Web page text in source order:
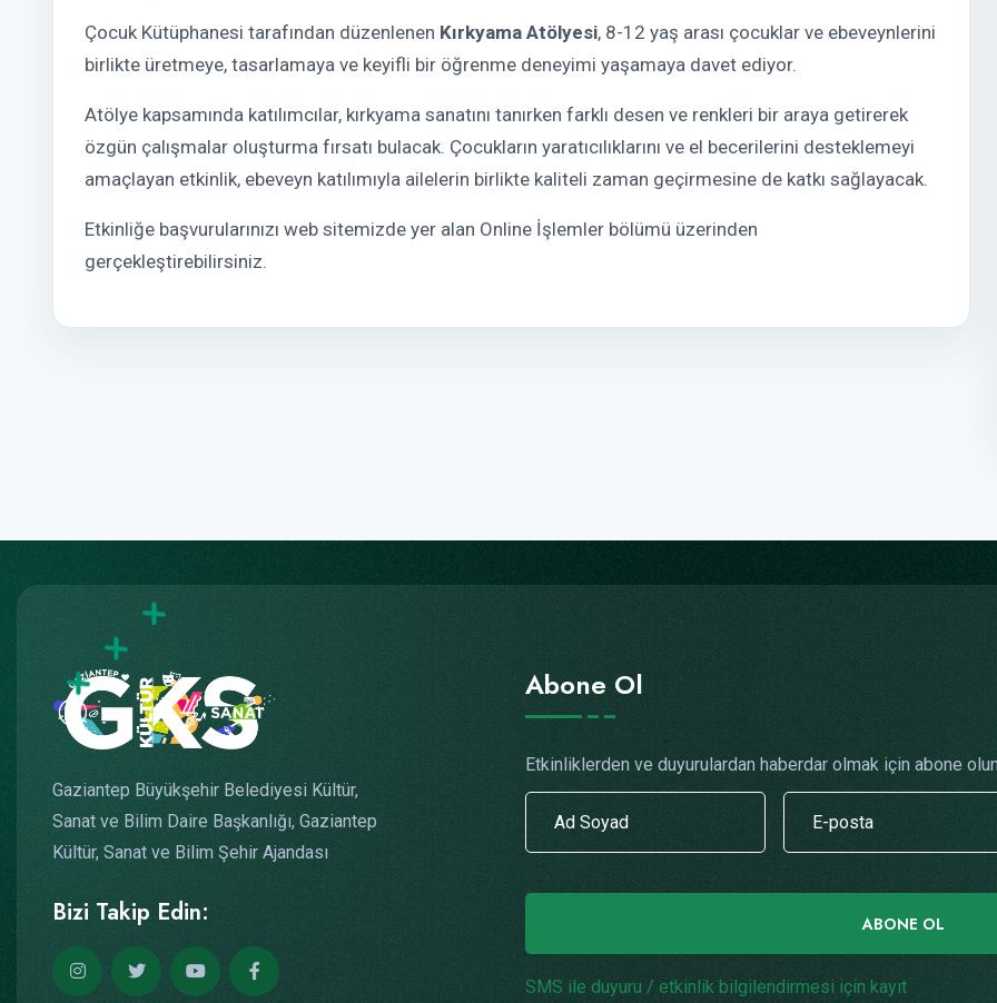
Çocuk Kütüphanesi tarafından düzenlenen Kırkyama Atölyesi, 8-12 yaş arası çocuklar ve ebeveynlerini
birlikte üretmeye, tasarlamaya ve keyifli bir öğrenme deneyimi yaşamaya davet ediyor.
Atölye kapsamında katılımcılar, kırkyama sanatını tanırken farklı desen ve renkleri bir araya getirerek
özgün çalışmalar oluşturma fırsatı bulacak. Çocukların yaratıcılıklarını ve el becerilerini desteklemeyi
amaçlayan etkinlik, ebeveyn katılımıyla ailelerin birlikte kaliteli zaman geçirmesine de katkı sağlayacak.
Etkinliğe başvurularınızı web sitemizde yer alan Online İşlemler bölümü üzerinden
gerçekleştirebilirsiniz.
Gaziantep Büyükşehir Belediyesi Kültür,
Sanat ve Bilim Daire Başkanlığı, Gaziantep
Kültür, Sanat ve Bilim Şehir Ajandası
Bizi Takip Edin:
Abone Ol
Etkinliklerden ve duyurulardan haberdar olmak için abone
ABONE OL
SMS ile duyuru / etkinlik bilgilendirmesi için kayıt